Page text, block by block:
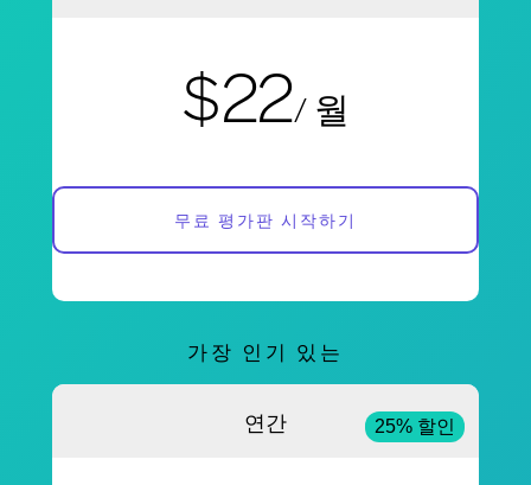
$22/ 월
무료 평가판 시작하기
가장 인기 있는
연간 25% 할인